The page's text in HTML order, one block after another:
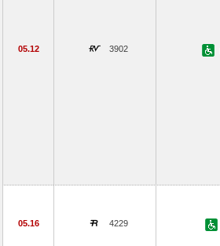
05.12 3902
05.16 4229